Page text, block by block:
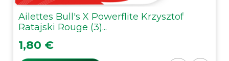
Ailettes Bull's X Powerflite Krzysztof
Ratajski Rouge (3)...
Prix
1,80 €